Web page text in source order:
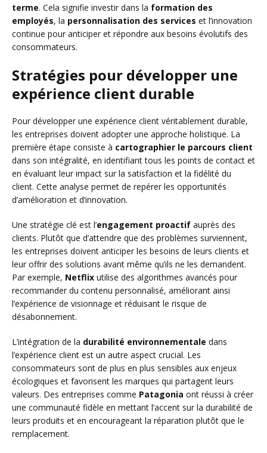
terme. Cela signifie investir dans la formation des
employés, la personnalisation des services et l’innovation
continue pour anticiper et répondre aux besoins évolutifs des
consommateurs.
Stratégies pour développer une
expérience client durable
Pour développer une expérience client véritablement durable,
les entreprises doivent adopter une approche holistique. La
première étape consiste à cartographier le parcours client
dans son intégralité, en identifiant tous les points de contact et
en évaluant leur impact sur la satisfaction et la fidélité du
client. Cette analyse permet de repérer les opportunités
d’amélioration et d’innovation.
Une stratégie clé est l’engagement proactif auprès des
clients. Plutôt que d’attendre que des problèmes surviennent,
les entreprises doivent anticiper les besoins de leurs clients et
leur offrir des solutions avant même qu’ils ne les demandent.
Par exemple, Netflix utilise des algorithmes avancés pour
recommander du contenu personnalisé, améliorant ainsi
l’expérience de visionnage et réduisant le risque de
désabonnement.
L’intégration de la durabilité environnementale dans
l’expérience client est un autre aspect crucial. Les
consommateurs sont de plus en plus sensibles aux enjeux
écologiques et favorisent les marques qui partagent leurs
valeurs. Des entreprises comme Patagonia ont réussi à créer
une communauté fidèle en mettant l’accent sur la durabilité de
leurs produits et en encourageant la réparation plutôt que le
remplacement.